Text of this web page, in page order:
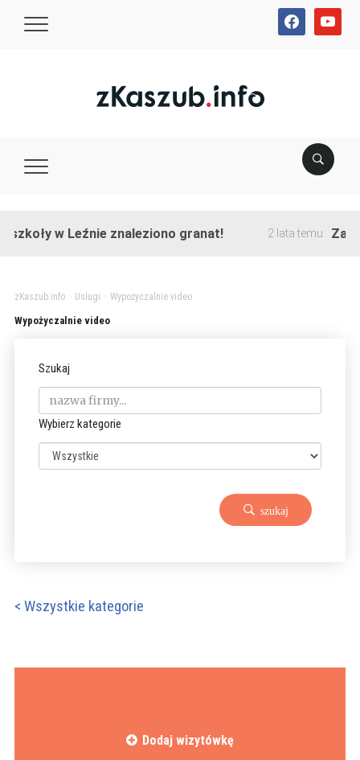
facebookyoutube
w Leźnie znaleziono granat! 2 lata temu
zKaszub.info> Usługi Wypożyczalnie video
Wypożyczalnie video
Szukaj
Wybierz kategorie
szukaj
< Wszystkie kategorie
Dodaj wizytówkę